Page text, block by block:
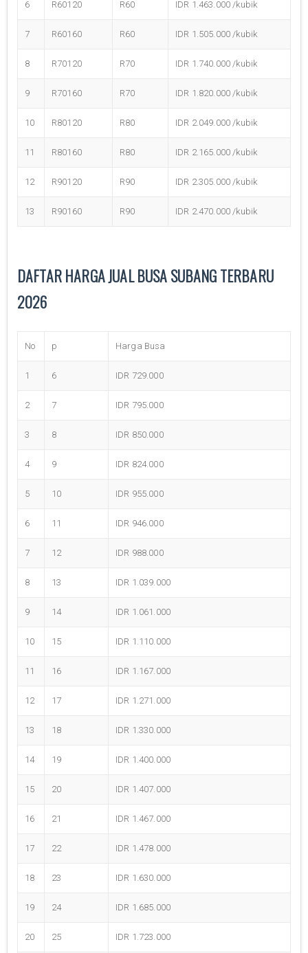
6 R60120 R60 IDR 1.463.000 /kubik
7 R60160 R60 IDR 1.505.000 /kubik
8 R70120 R70 IDR 1.740.000 /kubik
9 R70160 R70 IDR 1.820.000 /kubik
10 R80120 R80 IDR 2.049.000 /kubik
11 R80160 R80 IDR 2.165.000 /kubik
12 R90120 R90 IDR 2.305.000 /kubik
13 R90160 R90 IDR 2.470.000 /kubik
DAFTAR HARGA JUAL BUSA SUBANG TERBARU
2026
No p Harga Busa
1 6 IDR 729.000
2 7 IDR 795.000
3 8 IDR 850.000
4 9 IDR 824.000
5 10 IDR 955.000
6 11 IDR 946.000
7 12 IDR 988.000
8 13 IDR 1.039.000
9 14 IDR 1.061.000
10 15 IDR 1.110.000
11 16 IDR 1.167.000
12 17 IDR 1.271.000
13 18 IDR 1.330.000
14 19 IDR 1.400.000
15 20 IDR 1.407.000
16 21 IDR 1.467.000
17 22 IDR 1.478.000
18 23 IDR 1.630.000
19 24 IDR 1.685.000
20 25 IDR 1.723.000